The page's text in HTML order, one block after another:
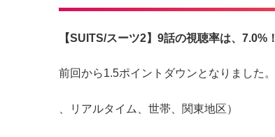
【SUITS/スーツ2】9話の視聴率は、7.0%！
前回から1.5ポイントダウンとなりました。
、リアルタイム、世帯、関東地区）